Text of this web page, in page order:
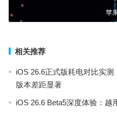
苹
相关推荐
iOS 26.6正式版耗电对比实
版本差距显著
iOS 26.6 Beta5深度体验：越